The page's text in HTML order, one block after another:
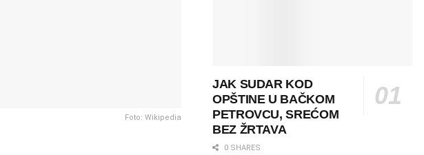
Foto: Wikipedia
JAK SUDAR KOD
OPŠTINE U BAČKOM
PETROVCU, SREĆOM
BEZ ŽRTAVA
0 SHARES